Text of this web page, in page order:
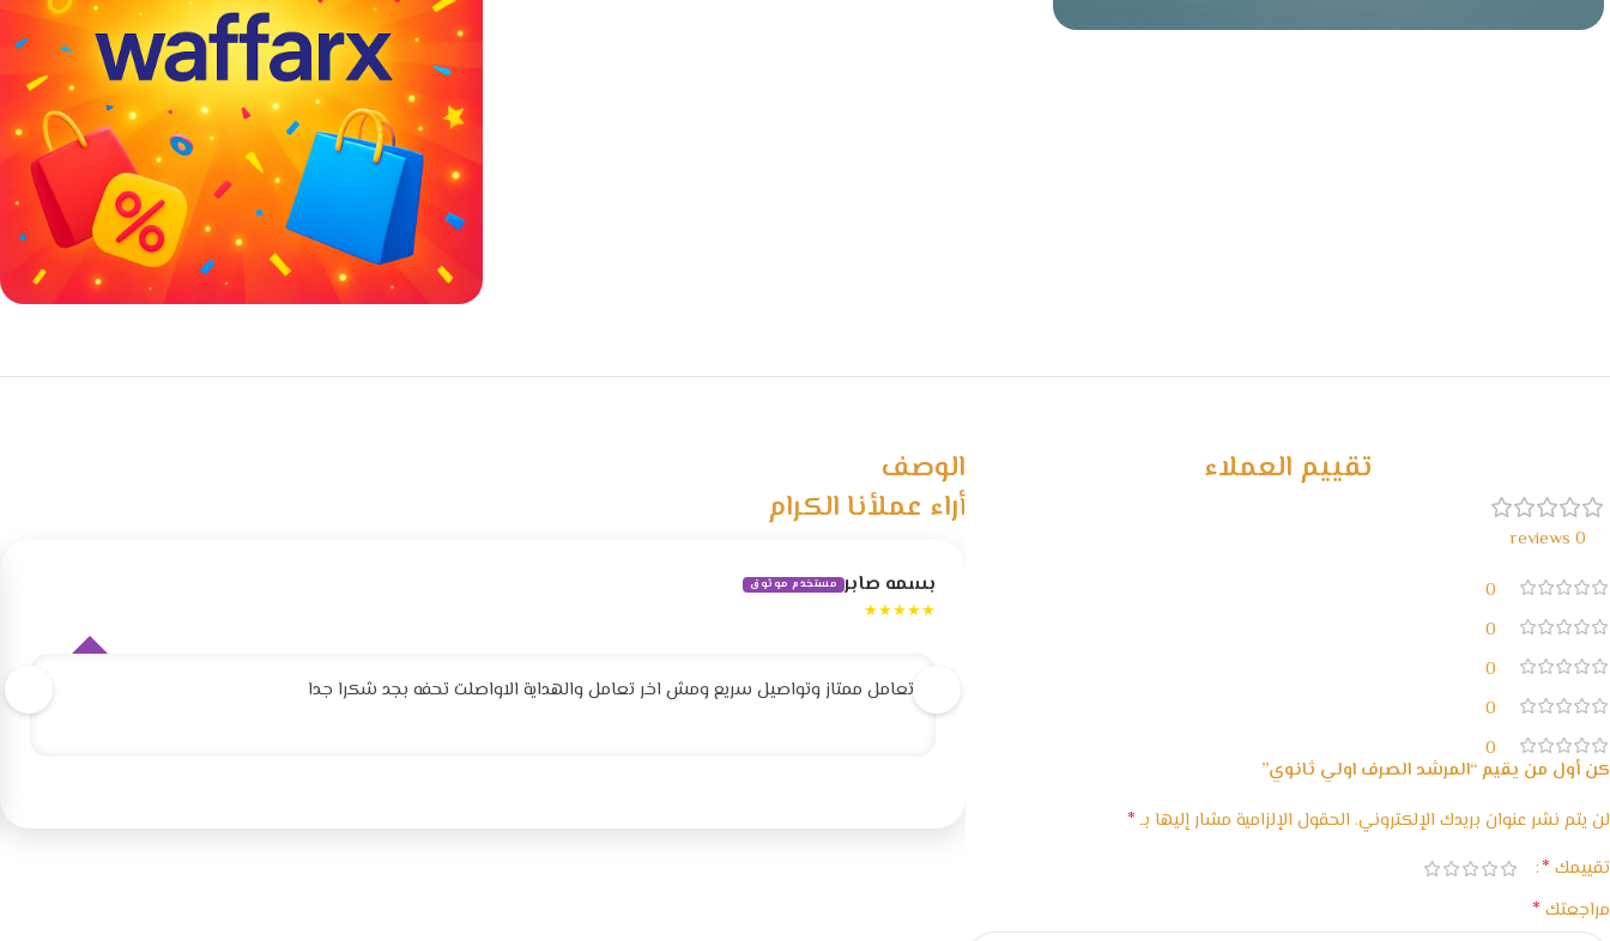
مع waffarx
تقييم العملاء
0 reviews
0
0
0
0
0
كن أول من يقيم “المرشد الصرف اولي ثانوي”
لن يتم نشر عنوان بريدك الإلكتروني. الحقول الإلزامية مشار إليها بـ*
تقييمك *
مراجعتك *
الوصف
أراء عملأنا الكرام
بسمه صابر مستخدم موثوق
★★★★★
تعامل ممتاز وتواصيل سريع ومش اخر تعامل والهداية الاواصلت تحفه بجد شكرا جدا